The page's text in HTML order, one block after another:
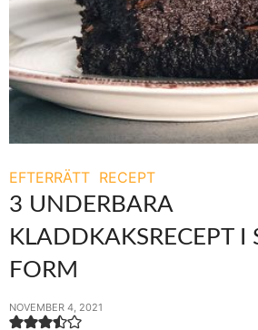
EFTERRÄTT RECEPT
3 UNDERBARA
KLADDKAKSRECEPT I
FORM
NOVEMBER 4, 2021